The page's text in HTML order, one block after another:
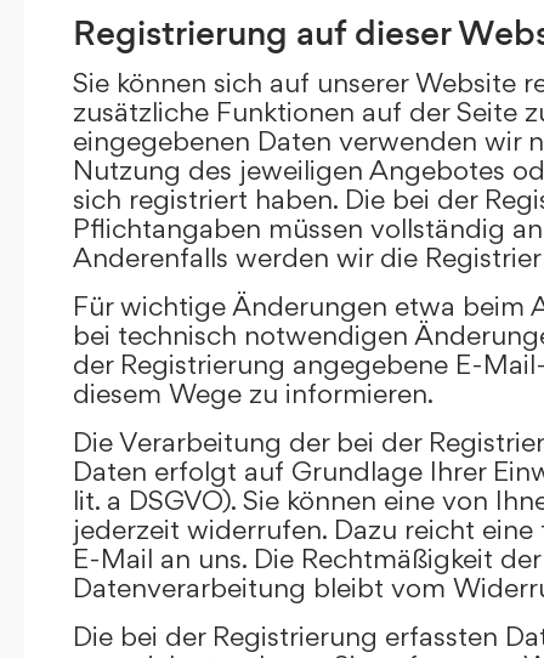
Registrierung auf dieser
Sie können sich auf unserer Website
zusätzliche Funktionen auf der Seite
eingegebenen Daten verwenden wir
Nutzung des jeweiligen Angebotes
sich registriert haben. Die bei der
Pflichtangaben müssen vollständig
Anderenfalls werden wir die
Für wichtige Änderungen etwa beim
bei technisch notwendigen
der Registrierung angegebene E-
diesem Wege zu informieren.
Die Verarbeitung der bei der
Daten erfolgt auf Grundlage Ihrer
lit. a DSGVO). Sie können eine von
jederzeit widerrufen. Dazu reicht
E-Mail an uns. Die Rechtmäßigkeit
Datenverarbeitung bleibt vom
Die bei der Registrierung erfassten